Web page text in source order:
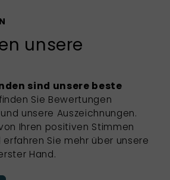
unsere
sind unsere beste
Sie Bewertungen
unsere Auszeichnungen.
Ihren positiven Stimmen
erfahren Sie mehr über unsere
Hand.